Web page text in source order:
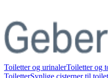
Toiletter og urinalerToiletter og
ToiletterSynlige cisterner til